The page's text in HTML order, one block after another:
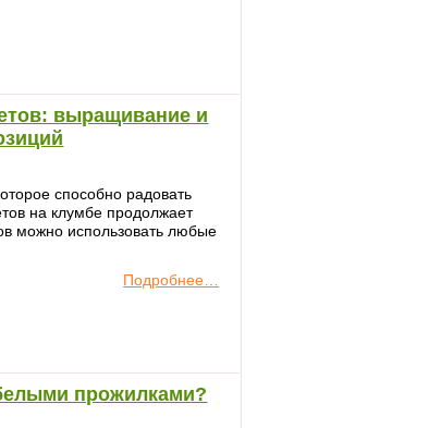
выращивание и
способно радовать
на клумбе продолжает
можно использовать любые
Подробнее…
прожилками?